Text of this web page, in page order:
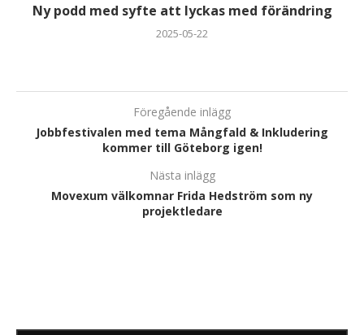
Ny podd med syfte att lyckas med förändring
2025-05-22
Föregående inlägg
Jobbfestivalen med tema Mångfald & Inkludering
kommer till Göteborg igen!
Nästa inlägg
Movexum välkomnar Frida Hedström som ny
projektledare